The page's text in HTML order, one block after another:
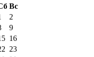
Вс
2
9
16
23